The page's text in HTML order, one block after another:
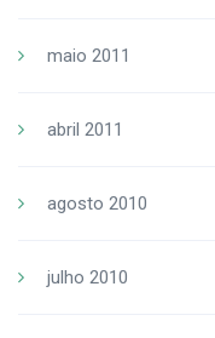
maio 2011
abril 2011
agosto 2010
julho 2010